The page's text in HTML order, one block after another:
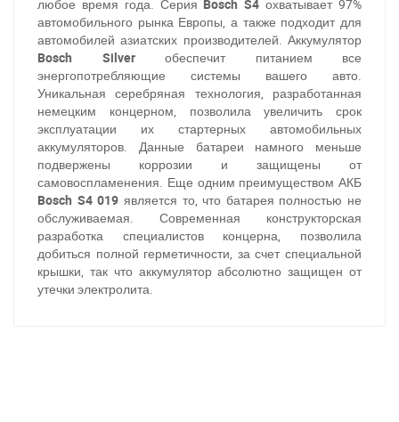
любое время года. Серия Bosch S4 охватывает 97%
автомобильного рынка Европы, а также подходит для
автомобилей азиатских производителей. Аккумулятор
Bosch Silverобеспечит питанием все
энергопотребляющие системы вашего авто.
Уникальная серебряная технология, разработанная
немецким концерном, позволила увеличить срок
эксплуатации их стартерных автомобильных
аккумуляторов. Данные батареи намного меньше
подвержены коррозии и защищены от
самовоспламенения. Еще одним преимуществом АКБ
Bosch S4 019 является то, что батарея полностью не
обслуживаемая. Современная конструкторская
разработка специалистов концерна, позволила
добиться полной герметичности, за счет специальной
крышки, так что аккумулятор абсолютно защищен от
утечки электролита.